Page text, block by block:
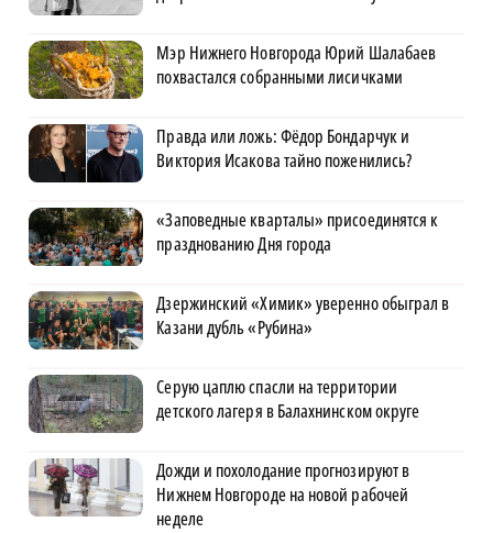
Мэр Нижнего Новгорода Юрий Шалабаев
похвастался собранными лисичками
Правда или ложь: Фёдор Бондарчук и
Виктория Исакова тайно поженились?
«Заповедные кварталы» присоединятся к
празднованию Дня города
Дзержинский «Химик» уверенно обыграл в
Казани дубль «Рубина»
Серую цаплю спасли на территории
детского лагеря в Балахнинском округе
Дожди и похолодание прогнозируют в
Нижнем Новгороде на новой рабочей
неделе